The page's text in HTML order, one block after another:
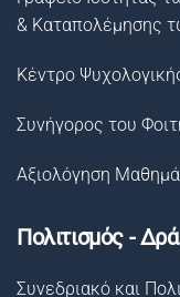
& Καταπολέμησης
Κέντρο
Συνήγορος του
Αξιολόγηση
Πολιτισμός -
Συνεδριακό και